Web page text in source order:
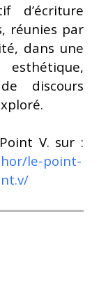
d’écriture
réunies par
dans une
discours
V. sur :
le-point-